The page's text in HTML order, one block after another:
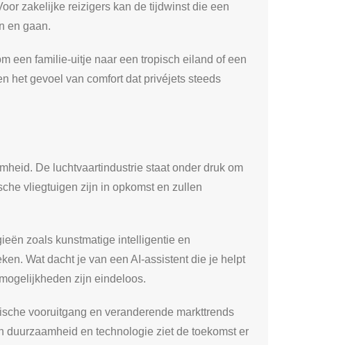
zakelijke reizigers kan de tijdwinst die een
en gaan.
een familie-uitje naar een tropisch eiland of een
het gevoel van comfort dat privéjets steeds
De luchtvaartindustrie staat onder druk om
vliegtuigen zijn in opkomst en zullen
zoals kunstmatige intelligentie en
Wat dacht je van een AI-assistent die je helpt
zijn eindeloos.
vooruitgang en veranderende markttrends
en technologie ziet de toekomst er